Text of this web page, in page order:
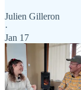
Julien Gilleron
·
Jan 17